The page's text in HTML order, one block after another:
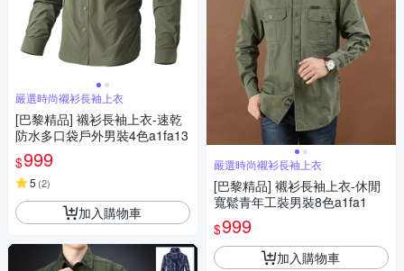
嚴選時尚襯衫長袖上衣
[巴黎精品] 襯衫長袖上衣-速乾
防水多口袋戶外男裝4色a1fa13
$999
5 (2)
加入購物車
嚴選時尚襯衫長袖上衣
[巴黎精品] 襯衫長袖上衣-休閒
寬鬆青年工裝男裝8色a1fa1
$999
加入購物車